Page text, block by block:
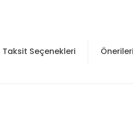
Taksit Seçenekleri